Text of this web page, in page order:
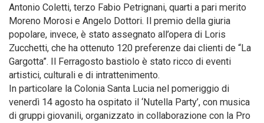
Antonio Coletti, terzo Fabio Petrignani, quarti a pari merito
Moreno Morosi e Angelo Dottori. Il premio della giuria
popolare, invece, è stato assegnato all’opera di Loris
Zucchetti, che ha ottenuto 120 preferenze dai clienti de “La
Gargotta”. Il Ferragosto bastiolo è stato ricco di eventi
artistici, culturali e di intrattenimento.
In particolare la Colonia Santa Lucia nel pomeriggio di
venerdì 14 agosto ha ospitato il ‘Nutella Party’, con musica
di gruppi giovanili, organizzato in collaborazione con la Pro